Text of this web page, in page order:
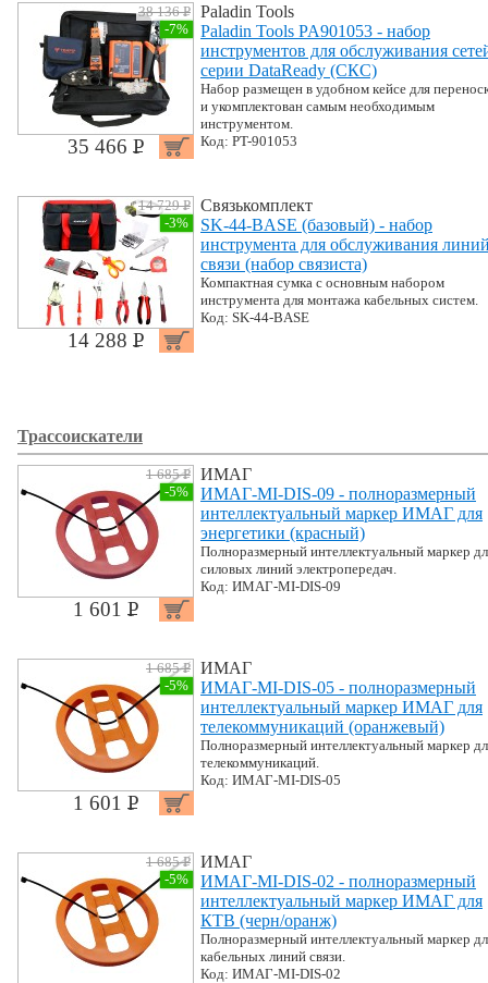
38 136 PУБ.
-7%
35 466 P УБ.
Paladin Tools
Paladin Tools PA901053 - набор
инструментов для обслуживания
серии DataReady (СКС)
Набор размещен в удобном кейсе для
и укомплектован самым необходимым
инструментом.
Код: PT-901053
14 729 PУБ.
-3%
14 288 P УБ.
Связькомплект
SK-44-BASE (базовый) - набор
инструмента для обслуживания
связи (набор связиста)
Компактная сумка с основным набором
инструмента для монтажа кабельных систем.
Код: SK-44-BASE
Трассоискатели
1 685 PУБ.
-5%
1 601 P УБ.
ИМАГ
ИМАГ-MI-DIS-09 - полноразмерный
интеллектуальный маркер ИМАГ для
энергетики (красный)
Полноразмерный интеллектуальный маркер
силовых линий электропередач.
Код: ИМАГ-MI-DIS-09
1 685 PУБ.
-5%
1 601 P УБ.
ИМАГ
ИМАГ-MI-DIS-05 - полноразмерный
интеллектуальный маркер ИМАГ для
телекоммуникаций (оранжевый)
Полноразмерный интеллектуальный маркер
телекоммуникаций.
Код: ИМАГ-MI-DIS-05
1 685 PУБ.
-5%
ИМАГ
ИМАГ-MI-DIS-02 - полноразмерный
интеллектуальный маркер ИМАГ для
КТВ (черн/оранж)
Полноразмерный интеллектуальный маркер
кабельных линий связи.
Код: ИМАГ-MI-DIS-02